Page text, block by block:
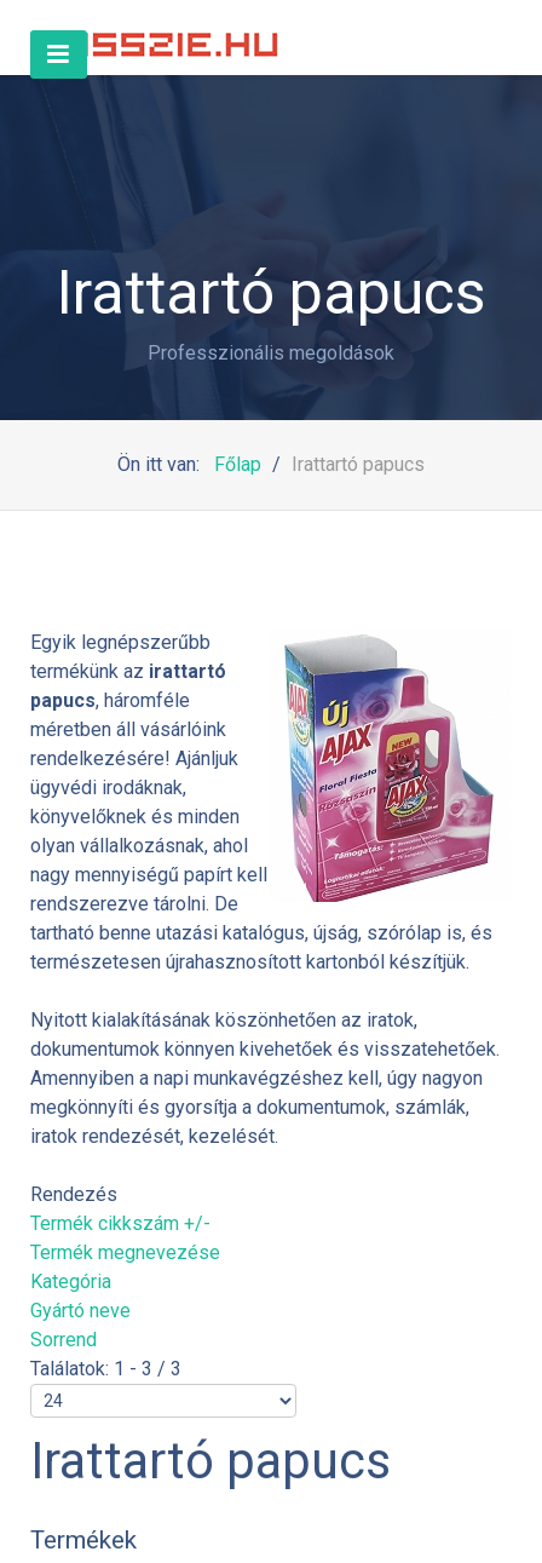
Irattartó papucs
Professzionális megoldások
Ön itt van: Főlap Irattartó papucs
Egyik legnépszerűbb
termékünk az irattartó
papucs, háromféle
méretben áll vásárlóink
rendelkezésére! Ajánljuk
ügyvédi irodáknak,
könyvelőknek és minden
olyan vállalkozásnak, ahol
nagy mennyiségű papírt kell
rendszerezve tárolni. De
tartható benne utazási katalógus, újság, szórólap is, és
természetesen újrahasznosított kartonból készítjük.
Nyitott kialakításának köszönhetően az iratok,
dokumentumok könnyen kivehetőek és visszatehetőek.
Amennyiben a napi munkavégzéshez kell, úgy nagyon
megkönnyíti és gyorsítja a dokumentumok, számlák,
iratok rendezését, kezelését.
Rendezés
Termék cikkszám +/-
Termék megnevezése
Kategória
Gyártó neve
Sorrend
Találatok: 1 - 3 / 3
Irattartó papucs
Termékek